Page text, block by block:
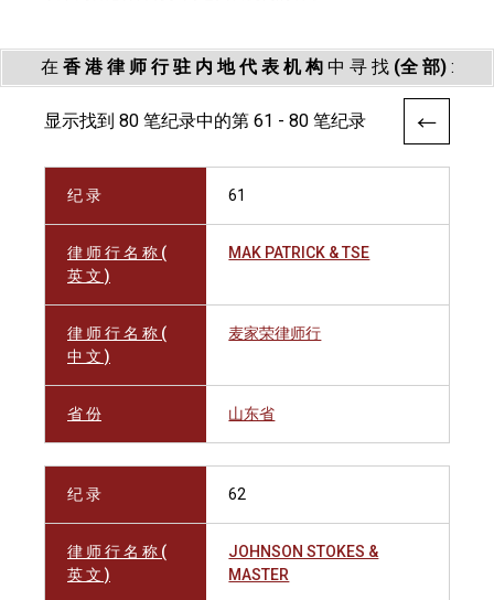
在 香 港 律 师 行 驻 内 地 代 表 机 构中 寻 找 (全 部):
显示找到 80 笔纪录中的第 61 - 80 笔纪录
纪 录 61
律 师 行 名 称 (
英 文 )
MAK PATRICK & TSE
律 师 行 名 称 (
中 文 )
麦家荣律师行
省 份 山东省
纪 录 62
律 师 行 名 称 (
英 文 )
JOHNSON STOKES &
MASTER